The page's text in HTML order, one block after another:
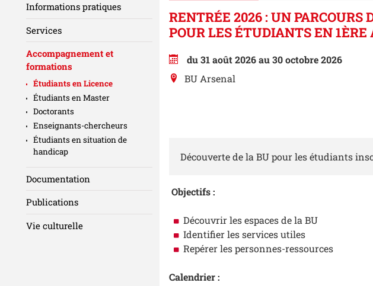
RENTRÉE 2026 : UN PARCOURS
POUR LES ÉTUDIANTS EN
du 31 août 2026 au 30 octobre 2026
BU Arsenal
Découverte de la BU pour les étudiants
Objectifs :
Découvrirles espaces de la BU
Identifier les services utiles
Repérer les personnes-ressources
Calendrier :
Informations pratiques
Services
Accompagnement et
formations
Étudiants en Licence
Étudiants en Master
Doctorants
Enseignants-chercheurs
Étudiants en situation de
handicap
Documentation
Publications
Vie culturelle